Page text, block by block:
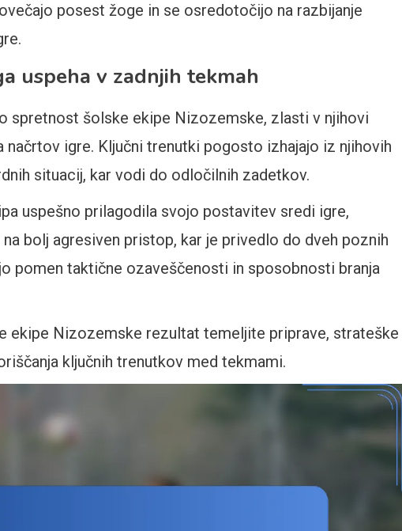
posest žoge in se osredotočijo na razbijanje
uspeha v zadnjih tekmah
spretnost šolske ekipe Nizozemske, zlasti v njihovi
igre. Ključni trenutki pogosto izhajajo iz njihovih
situacij, kar vodi do odločilnih zadetkov.
uspešno prilagodila svojo postavitev sredi igre,
bolj agresiven pristop, kar je privedlo do dveh poznih
pomen taktične ozaveščenosti in sposobnosti branja
ekipe Nizozemske rezultat temeljite priprave, strateške
ključnih trenutkov med tekmami.